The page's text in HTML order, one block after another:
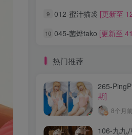
9 012-蜜汁猫裘 [更新至
10 045-菌烨tako [更新至
热门推荐
265-
期]
8个月前
106-九九
9 012-蜜汁猫裘 [更新至
10 045-菌烨tako [更新至
标签云
龙年活动 龙宫地狱 龙
龙姬
龙华妃咲JK
龙华妃咲
黛尔 黑龙贯通
黑馆晴奈
黑靡烟旗袍